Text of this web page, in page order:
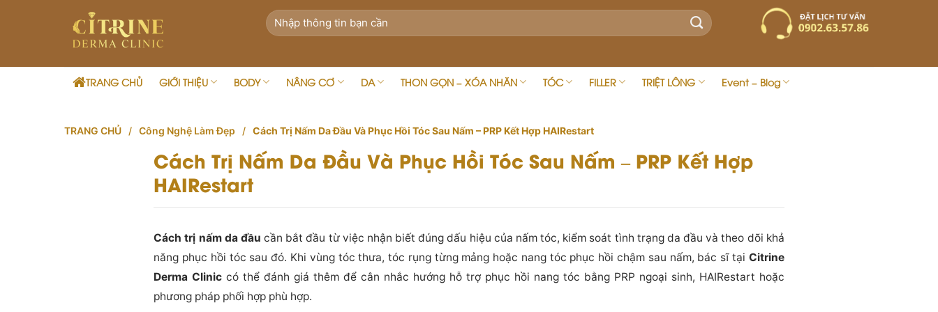
TRANG CHỦ GIỚI THIỆU BODY NÂNG CƠ DA THON GỌN – XÓA NHĂN TÓC FILLER TRIỆT LÔNG Event – Blog
TRANG CHỦ / Công Nghệ Làm Đẹp / Cách Trị Nấm Da Đầu Và Phục Hồi Tóc Sau Nấm – PRP Kết Hợp HAIRestart
Cách Trị Nấm Da Đầu Và Phục Hồi Tóc Sau Nấm – PRP Kết Hợp
HAIRestart
Cách trị nấm da đầu cần bắt đầu từ việc nhận biết đúng dấu hiệu của nấm tóc, kiểm soát tình trạng da đầu và theo dõi khả
năng phục hồi tóc sau đó. Khi vùng tóc thưa, tóc rụng từng mảng hoặc nang tóc phục hồi chậm sau nấm, bác sĩ tại Citrine
Derma Clinic có thể đánh giá thêm để cân nhắc hướng hỗ trợ phục hồi nang tóc bằng PRP ngoại sinh, HAIRestart hoặc
phương pháp phối hợp phù hợp.